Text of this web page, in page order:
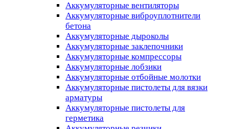
Аккумуляторные вентиляторы
Аккумуляторные виброуплотнители
бетона
Аккумуляторные дыроколы
Аккумуляторные заклепочники
Аккумуляторные компрессоры
Аккумуляторные лобзики
Аккумуляторные отбойные молотки
Аккумуляторные пистолеты для вязки
арматуры
Аккумуляторные пистолеты для
герметика